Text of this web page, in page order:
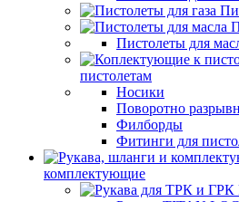
Пистолеты для
пистолетам
Носики
Поворотно
Филборды
Фитинги для
комплектующие